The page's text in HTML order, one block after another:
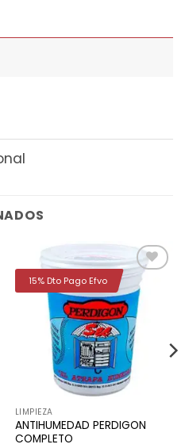
Añadir
a la
lista de
deseos
LIMPIEZA
ANTIHUMEDAD PERDIGON
COMPLETO
15% Dto Pago Efvo